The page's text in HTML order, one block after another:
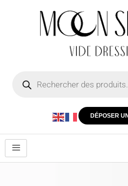
DÉPOSER